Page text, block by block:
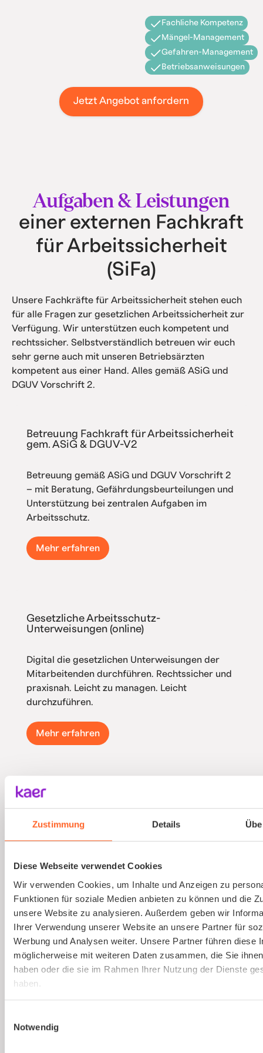
Zustimmung Details
Diese Webseite verwendet Cookies
Wir verwenden Cookies, um Inhalte und Anzeigen zu
Funktionen für soziale Medien anbieten zu können und die
unsere Website zu analysieren. Außerdem geben wir
Ihrer Verwendung unserer Website an unsere Partner für
Werbung und Analysen weiter. Unsere Partner führen diese
möglicherweise mit weiteren Daten zusammen, die Sie
haben oder die sie im Rahmen Ihrer Nutzung der Dienste
haben.
Notwendig
Fachliche Kompetenz
Mängel-Management
Gefahren-Management
Betriebsanweisungen
Jetzt Angebot anfordern
Aufgaben & Leistungen
einer externen Fachkraft
für Arbeitssicherheit
(SiFa)
Unsere Fachkräfte für Arbeitssicherheit stehen euch
für alle Fragen zur gesetzlichen Arbeitssicherheit zur
Verfügung. Wir unterstützen euch kompetent und
rechtssicher. Selbstverständlich betreuen wir euch
sehr gerne auch mit unseren Betriebsärzten
kompetent aus einer Hand. Alles gemäß ASiG und
DGUV Vorschrift 2.
Betreuung Fachkraft für Arbeitssicherheit
gem. ASiG & DGUV-V2
Betreuung gemäß ASiG und DGUV Vorschrift 2
– mit Beratung, Gefährdungsbeurteilungen und
Unterstützung bei zentralen Aufgaben im
Arbeitsschutz.
Mehr erfahren
Gesetzliche Arbeitsschutz-
Unterweisungen (online)
Digital die gesetzlichen Unterweisungen der
Mitarbeitenden durchführen. Rechtssicher und
praxisnah. Leicht zu managen. Leicht
durchzuführen.
Mehr erfahren
Online und live die Ausbildung zum
und interessant.
Mehr erfahren